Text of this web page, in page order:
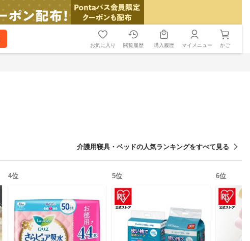
お気に入り 閲覧履歴 購入履歴 マイメニュー かご
介護用寝具・ベッドの人気ランキングをすべて見る
4位 5位 6位